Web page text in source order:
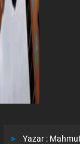
Yazar :